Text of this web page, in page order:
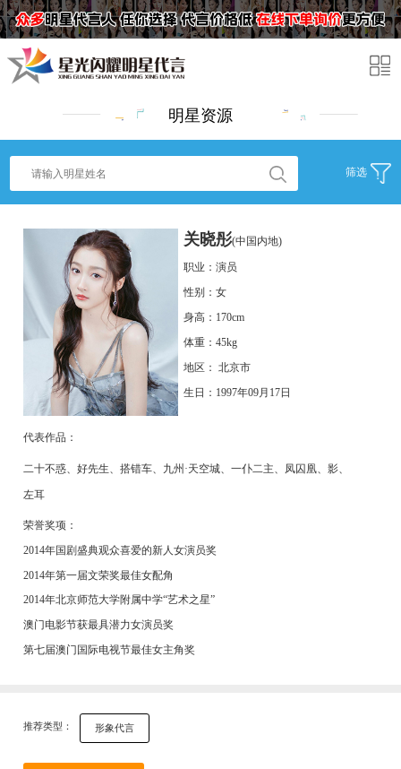
明星资源
筛选
关晓彤(中国内地)
职业：演员
性别：女
身高：170cm
体重：45kg
地区： 北京市
生日：1997年09月17日
代表作品：
二十不惑、好先生、搭错车、九州·天空城、一仆二主、凤囚凰、影、
左耳
荣誉奖项：
2014年国剧盛典观众喜爱的新人女演员奖
2014年第一届文荣奖最佳女配角
2014年北京师范大学附属中学“艺术之星”
澳门电影节获最具潜力女演员奖
第七届澳门国际电视节最佳女主角奖
推荐类型： 形象代言